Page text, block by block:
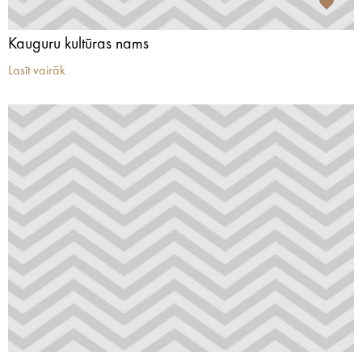
Kauguru kultūras nams
Lasīt vairāk